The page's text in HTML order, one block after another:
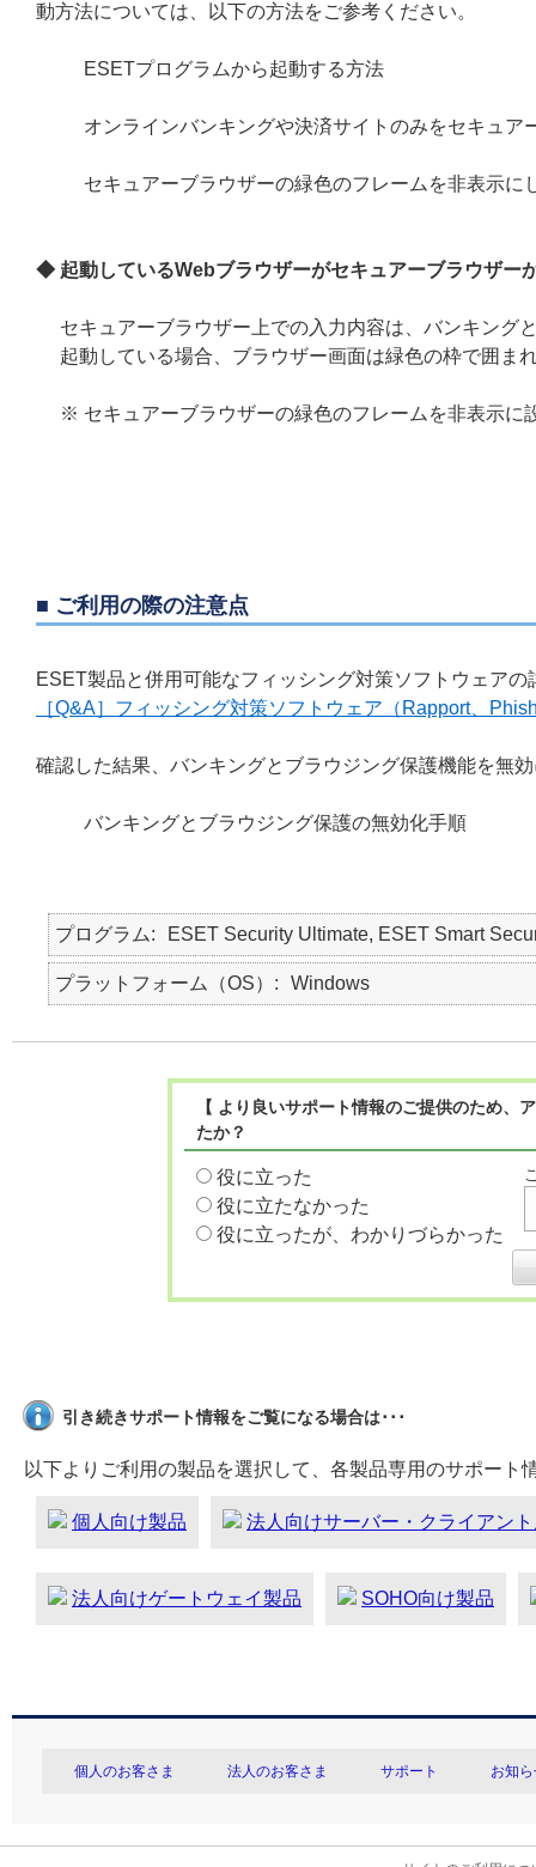
動方法については、以下の方法をご参考ください。
ESETプログラムから起動する方法
オンラインバンキングや決済サイトのみをセキュア
セキュアーブラウザーの緑色のフレームを非表示に
◆ 起動しているWebブラウザーがセキュアーブラウザー
セキュアーブラウザー上での入力内容は、バンキング
起動している場合、ブラウザー画面は緑色の枠で囲ま
※ セキュアーブラウザーの緑色のフレームを非表示
■ ご利用の際の注意点
ESET製品と併用可能なフィッシング対策ソフトウェア
［Q&A］フィッシング対策ソフトウェア（Rapport、
確認した結果、バンキングとブラウジング保護機能を無
バンキングとブラウジング保護の無効化手順
プログラム ESET Security Ultimate, ESET Smart
プラットフォーム（OS） Windows
【 より良いサポート情報のご提供のため
たか？
役に立った
役に立たなかった
役に立ったが、わかりづらかった
引き続きサポート情報をご覧になる場合は･･･
以下よりご利用の製品を選択して、各製品専用のサポート
個人向け製品 法人向けサーバー・クライアン
法人向けゲートウェイ製品 SOHO向け製品
個人のお客さま 法人のお客さま サポート お知